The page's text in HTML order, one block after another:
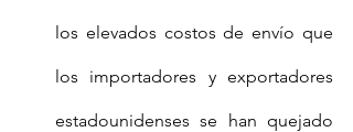
los elevados costos de envío que
los importadores y exportadores
estadounidenses se han quejado